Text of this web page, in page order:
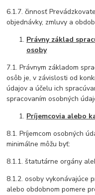
6.1.7. činnosť
objednávky, zmluvy a
Právny základ
osoby
7.1. Právnym základom
osôb je, v závislosti od
údajov a účelu ich
spracovaním osobných
Príjemcovia alebo
8.1. Príjemcom osobných
minimálne môžu byť:
8.1.1. štatutárne orgány
8.1.2. osoby vykonávajúce
alebo obdobnom pomere